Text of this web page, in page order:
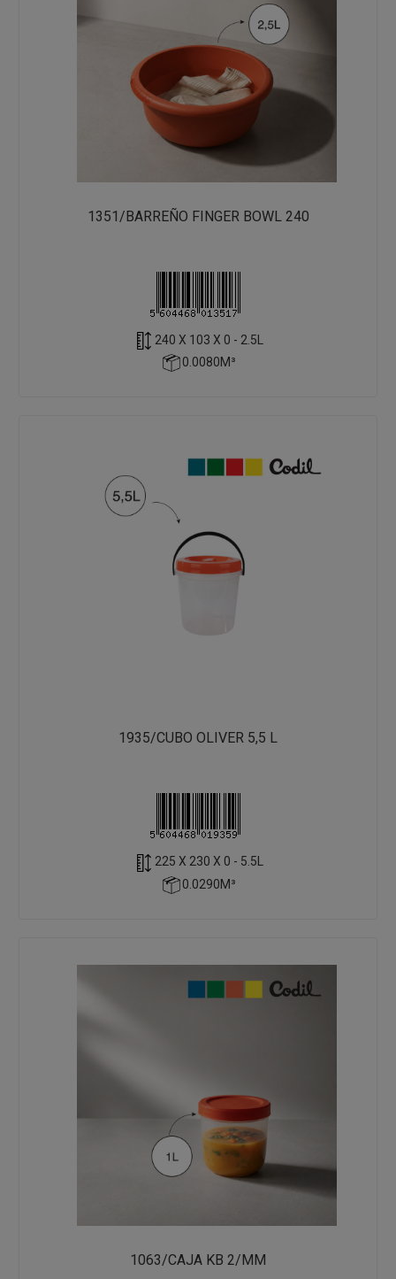
1351/BARREÑO FINGER BOWL 240
240 X 103 X 0 - 2.5L
0.0080M³
1935/CUBO OLIVER 5,5 L
225 X 230 X 0 - 5.5L
0.0290M³
1063/CAJA KB 2/MM